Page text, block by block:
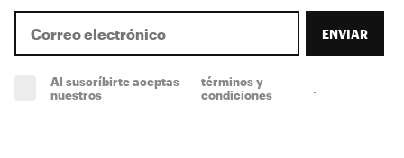
ENVIAR
Al suscríbirte aceptas
nuestros
términos y
condiciones